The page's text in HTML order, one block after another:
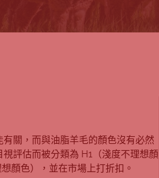
關，而與油脂羊毛的顏色沒有必然
評估而被分類為 H1（淺度不理想顏
顏色），並在市場上打折扣。